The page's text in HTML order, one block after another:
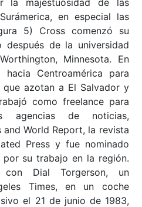
en especial las
5) Cross comenzó su
de la universidad
Minnesota. En
Centroamérica para
azotan a El Salvador y
como freelance para
agencias de noticias,
and World Report, la revista
Press y fue nominado
su trabajo en la región.
con Dial Torgerson, un
Times, en un coche
el 21 de junio de 1983,